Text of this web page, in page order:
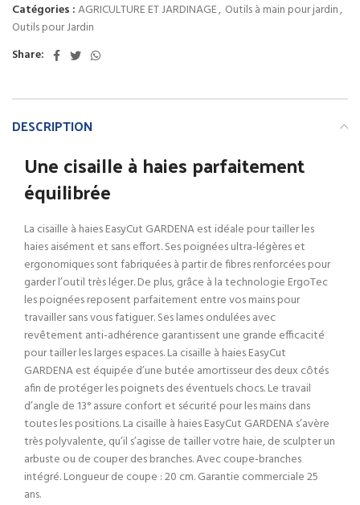
Catégories :AGRICULTURE ET JARDINAGE, Outils à main pour jardin,
Outils pour Jardin
Share:
DESCRIPTION
Une cisaille à haies parfaitement
équilibrée
La cisaille à haies EasyCut GARDENA est idéale pour tailler les
haies aisément et sans effort. Ses poignées ultra-légères et
ergonomiques sont fabriquées à partir de fibres renforcées pour
garder l’outil très léger. De plus, grâce à la technologie ErgoTec
les poignées reposent parfaitement entre vos mains pour
travailler sans vous fatiguer. Ses lames ondulées avec
revêtement anti-adhérence garantissent une grande efficacité
pour tailler les larges espaces. La cisaille à haies EasyCut
GARDENA est équipée d’une butée amortisseur des deux côtés
afin de protéger les poignets des éventuels chocs. Le travail
d’angle de 13° assure confort et sécurité pour les mains dans
toutes les positions. La cisaille à haies EasyCut GARDENA s’avère
très polyvalente, qu’il s’agisse de tailler votre haie, de sculpter un
arbuste ou de couper des branches. Avec coupe-branches
intégré. Longueur de coupe : 20 cm. Garantie commerciale 25
ans.